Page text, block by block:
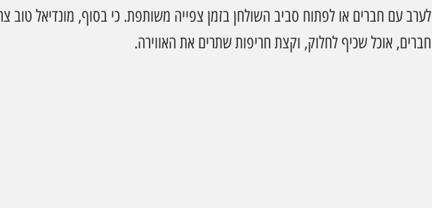
לערב עם חברים או לפתוח סביב השולחן בזמן צפייה משותפת. כי בסוף, מונדיאל טוב
חברים, אוכל שכיף לחלוק, וקצת חריפות שתרים את האווירה.